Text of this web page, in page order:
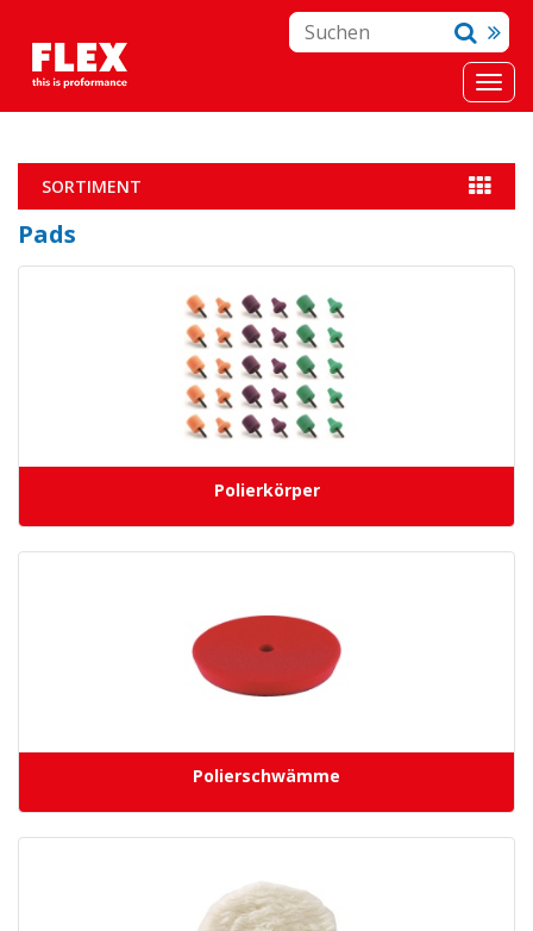
SORTIMENT
Pads
Polierkörper
Polierschwämme